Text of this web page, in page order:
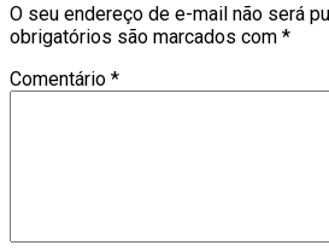
O seu endereço de e-mail não será
obrigatórios são marcados com *
Comentário *